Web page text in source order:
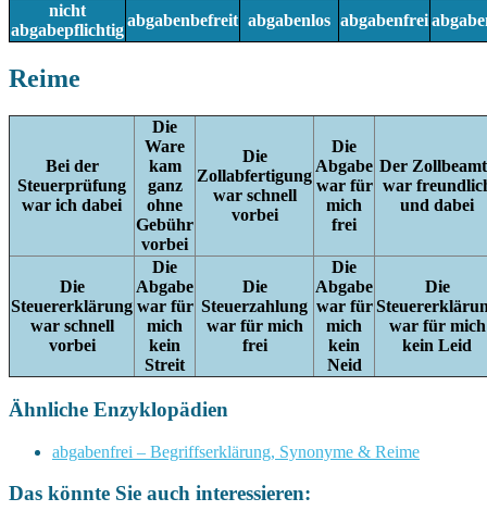
nicht
abgabepflichtig
abgabenbefreit abgabenlos abgabenfrei
Reime
Bei der
Steuerprüfung
war ich dabei
Die
Ware
kam
ganz
ohne
Gebühr
vorbei
Die
Zollabfertigung
war schnell
vorbei
Die
Abgabe
war für
mich
frei
Der
war
und dabei
Die
Steuererklärung
war schnell
vorbei
Die
Abgabe
war für
mich
kein
Streit
Die
Steuerzahlung
war für mich
frei
Die
Abgabe
war für
mich
kein
Neid
Die
war für mich
kein Leid
Ähnliche Enzyklopädien
abgabenfrei – Begriffserklärung, Synonyme & Reime
Das könnte Sie auch interessieren: